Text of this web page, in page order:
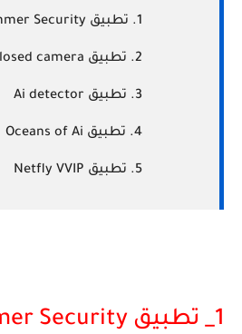
تطبيق Hammer Security
تطبيق Closed camera
تطبيق Ai detector
تطبيق Oceans of Ai
تطبيق Netfly VVIP